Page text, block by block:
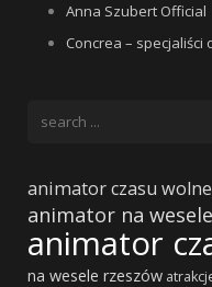
Anna Szubert Official
Concrea – specjaliści
animator czasu
animator na wesele
animator
na wesele rzeszów